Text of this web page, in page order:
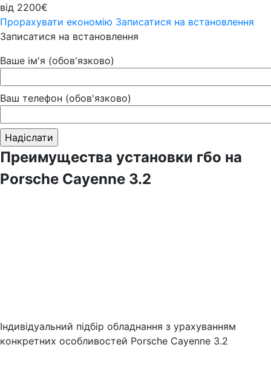
від 2200€
Прорахувати економію Записатися на встановлення
Записатися на встановлення
Ваше ім'я (обов'язково)
Ваш телефон (обов'язково)
Преимущества установки гбо на
Porsche Cayenne 3.2
Індивідуальний підбір обладнання з урахуванням
конкретних особливостей Porsche Cayenne 3.2